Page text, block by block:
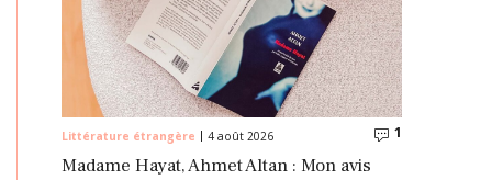
Littérature étrangère 4 août 2026 1
Madame Hayat, Ahmet Altan : Mon avis